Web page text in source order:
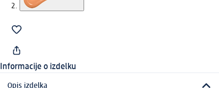
Informacije o izdelku
Opis izdelka